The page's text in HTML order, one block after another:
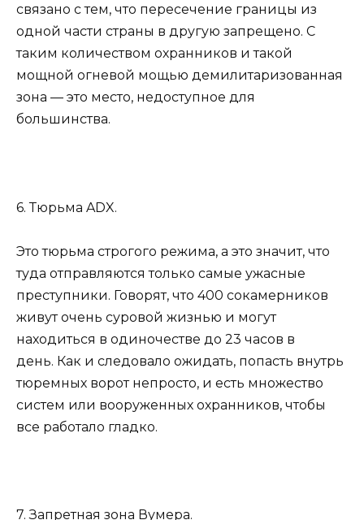
связано с тем, что пересечение границы из
одной части страны в другую запрещено. С
таким количеством охранников и такой
мощной огневой мощью демилитаризованная
зона — это место, недоступное для
большинства.
6. Тюрьма ADX.
Это тюрьма строгого режима, а это значит, что
туда отправляются только самые ужасные
преступники. Говорят, что 400 сокамерников
живут очень суровой жизнью и могут
находиться в одиночестве до 23 часов в
день. Как и следовало ожидать, попасть внутрь
тюремных ворот непросто, и есть множество
систем или вооруженных охранников, чтобы
все работало гладко.
7. Запретная зона Вумера.